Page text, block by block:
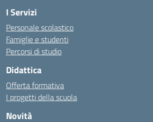
I Servizi
Personale scolastico
Famiglie e studenti
Percorsi di studio
Didattica
Offerta formativa
I progetti della scuola
Novità